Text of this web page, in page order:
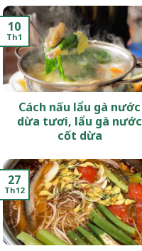
Cách nấu lẩu gà nước
dừa tươi, lẩu gà nước
cốt dừa
10
Th1
27
Th12